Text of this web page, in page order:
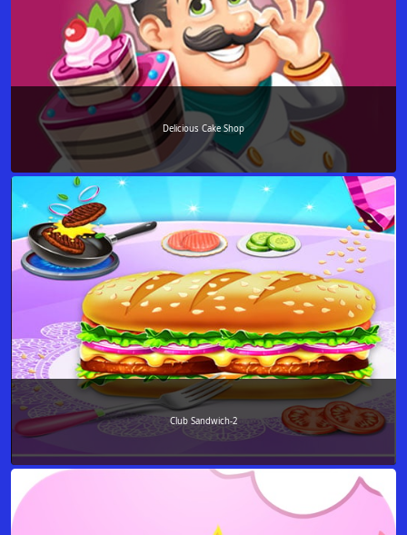
Delicious Cake Shop
Club Sandwich-2